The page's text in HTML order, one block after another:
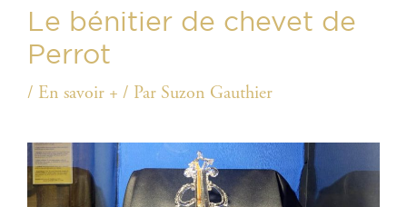
Le bénitier de chevet de
Perrot
/ En savoir + / Par Suzon Gauthier